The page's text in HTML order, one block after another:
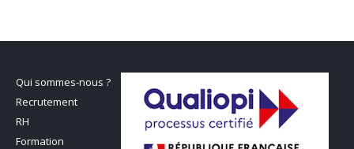
Qui sommes-nous ?
Recrutement
RH
Formation